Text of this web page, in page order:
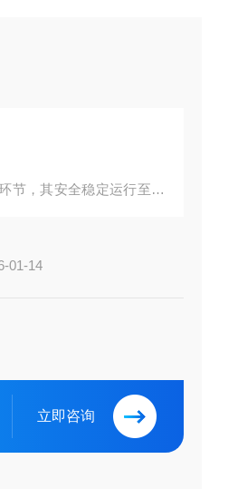
节，其安全稳定运行至关
为中压配电系统的稳定运
01-14
立即咨询